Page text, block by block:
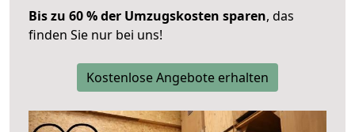
Bis zu 60 % der Umzugskosten sparen, das
finden Sie nur bei uns!
Kostenlose Angebote erhalten